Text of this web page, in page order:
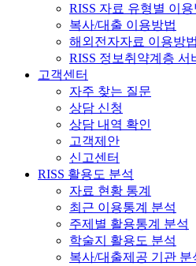
RISS 자료 유형별 이용
복사/대출 이용방법
해외전자자료 이용방법
RISS 정보취약계층 서
고객센터
자주 찾는 질문
상담 신청
상담 내역 확인
고객제안
신고센터
RISS 활용도 분석
자료 현황 통계
최근 이용통계 분석
주제별 활용통계 분석
학술지 활용도 분석
복사/대출제공 기관 분